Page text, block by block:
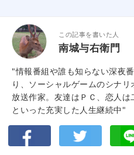
この記事を書いた人
南城与右衛門
"情報番組や誰も知らない深夜
り、ソーシャルゲームのシナ
放送作家。友達はＰＣ、恋人は
といった充実した人生継続中"